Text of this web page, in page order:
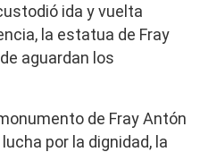
ida y vuelta
la estatua de Fray
aguardan los
de Fray Antón
por la dignidad, la